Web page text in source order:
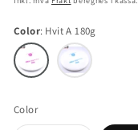
Color Hvit A 180g
Color